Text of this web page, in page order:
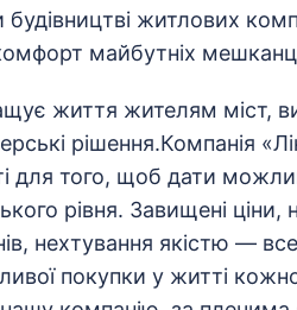
житлових
майбутніх
життя жителям міст,
рішення.Компанія
для того, щоб дати
рівня. Завищені ціни,
нехтування якістю —
покупки у житті